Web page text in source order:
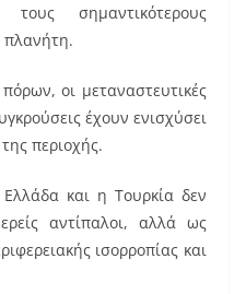
σημαντικότερους
πλανήτη.
οι μεταναστευτικές
έχουν ενισχύσει
περιοχής.
και η Τουρκία δεν
αντίπαλοι, αλλά ως
ισορροπίας και